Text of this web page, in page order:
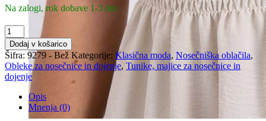
Na zalogi, rok dobave 1-3 dni
Ženska
Tunika
Obleka
-
Bež
količina
Dodaj v košarico
Šifra: 9279 - Bež Kategorije: Klasična moda, Nosečniška oblačila,
Obleke za nosečnice in dojenje, Tunike, majice za nosečnice in
dojenje
Opis
Mnenja (0)